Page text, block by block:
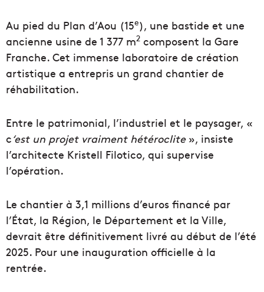
Au pied du Plan d’Aou (15e), une bastide et une
ancienne usine de 1 377 m2 composent la Gare
Franche. Cet immense laboratoire de création
artistique a entrepris un grand chantier de
réhabilitation.
Entre le patrimonial, l’industriel et le paysager, «
c‘est un projet vraiment hétéroclite», insiste
l’architecte Kristell Filotico, qui supervise
l’opération.
Le chantier à 3,1 millions d’euros financé par
l’État, la Région, le Département et la Ville,
devrait être définitivement livré au début de l’été
2025. Pour une inauguration officielle à la
rentrée.